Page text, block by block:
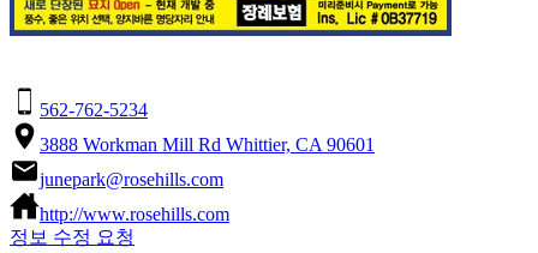
562-762-5234
3888 Workman Mill Rd Whittier, CA 90601
junepark@rosehills.com
http://www.rosehills.com
정보 수정 요청